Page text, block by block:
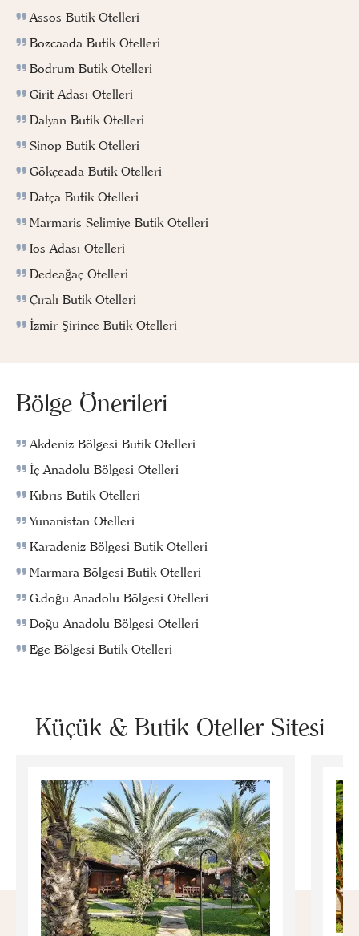
Assos Butik Otelleri
Bozcaada Butik Otelleri
Bodrum Butik Otelleri
Girit Adası Otelleri
Dalyan Butik Otelleri
Sinop Butik Otelleri
Gökçeada Butik Otelleri
Datça Butik Otelleri
Marmaris Selimiye Butik Otelleri
Ios Adası Otelleri
Dedeağaç Otelleri
Çıralı Butik Otelleri
İzmir Şirince Butik Otelleri
Bölge Önerileri
Akdeniz Bölgesi Butik Otelleri
İç Anadolu Bölgesi Otelleri
Kıbrıs Butik Otelleri
Yunanistan Otelleri
Karadeniz Bölgesi Butik Otelleri
Marmara Bölgesi Butik Otelleri
G.doğu Anadolu Bölgesi Otelleri
Doğu Anadolu Bölgesi Otelleri
Ege Bölgesi Butik Otelleri
Küçük & Butik Oteller Sitesi